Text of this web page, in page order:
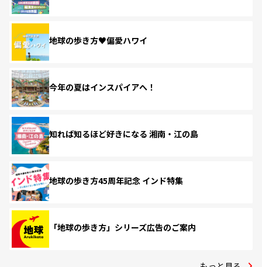
地球の歩き方♥偏愛ハワイ
今年の夏はインスパイアへ！
知れば知るほど好きになる 湘南・江の島
地球の歩き方45周年記念 インド特集
「地球の歩き方」シリーズ広告のご案内